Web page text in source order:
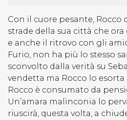
Con il cuore pesante, Rocco
strade della sua città che
e anche il ritrovo con gli
Furio, non ha più lo stesso
sconvolto dalla verità su
vendetta ma Rocco lo esorta
Rocco è consumato da
Un’amara malinconia lo
riuscirà, questa volta, a